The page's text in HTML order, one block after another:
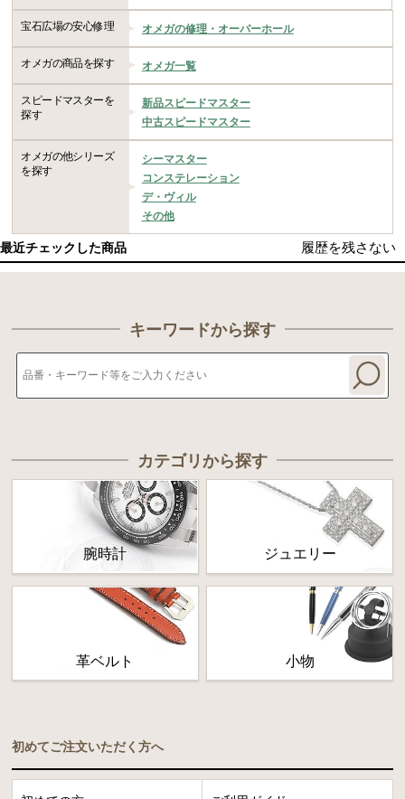
宝石広場の安心修理 オメガの修理・オーバーホール
オメガの商品を探す オメガ一覧
スピードマスターを
探す
新品スピードマスター
中古スピードマスター
オメガの他シリーズ
を探す
シーマスター
コンステレーション
デ・ヴィル
その他
最近チェックした商品 履歴を残さない
キーワードから探す
カテゴリから探す
腕時計 ジュエリー
革ベルト 小物
初めてご注文いただく方へ